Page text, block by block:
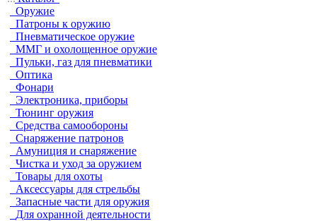
Оружие
Патроны к оружию
Пневматическое оружие
ММГ и охолощенное оружие
Пульки, газ для пневматики
Оптика
Фонари
Электроника, приборы
Тюнинг оружия
Средства самообороны
Снаряжение патронов
Амуниция и снаряжение
Чистка и уход за оружием
Товары для охоты
Аксессуары для стрельбы
Запасные части для оружия
Для охранной деятельности